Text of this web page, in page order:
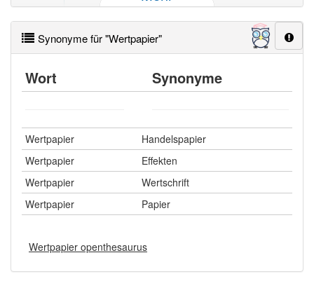
Wertpapiers
Synonyme für "Wertpapier"
Wort Synonyme
Wertpapier
Handelspapier
Wertpapier
Effekten
Wertpapier
Wertschrift
Wertpapier
Papier
Wertpapier openthesaurus